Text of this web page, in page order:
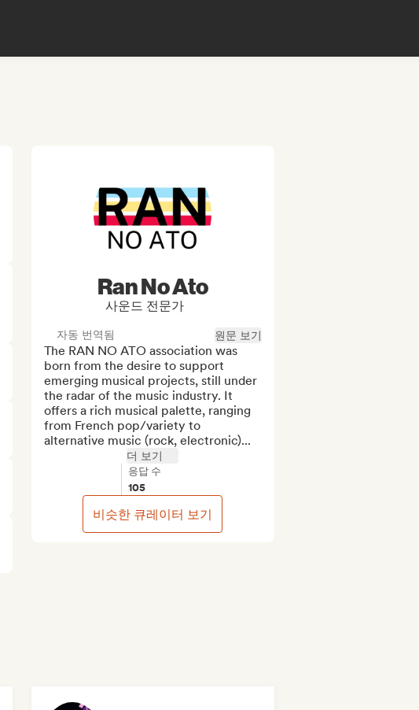
Ran No Ato
사운드 전문가
자동 번역됨 원문 보기
The RAN NO ATO association was
born from the desire to support
emerging musical projects, still under
the radar of the music industry. It
offers a rich musical palette, ranging
from French pop/variety to
alternative music (rock, electronic)...
더 보기
응답 수
105
비슷한 큐레이터 보기